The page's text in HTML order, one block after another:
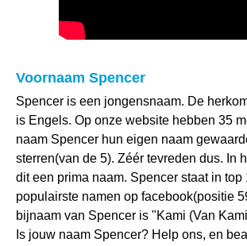
Voornaam Spencer
Spencer is een jongensnaam. De
is Engels. Op onze website hebben 35
naam Spencer hun eigen naam
sterren(van de 5). Zéér tevreden dus. In
dit een prima naam. Spencer staat in top
populairste namen op facebook(positie
bijnaam van Spencer is "Kami (Van
Is jouw naam Spencer? Help ons, en